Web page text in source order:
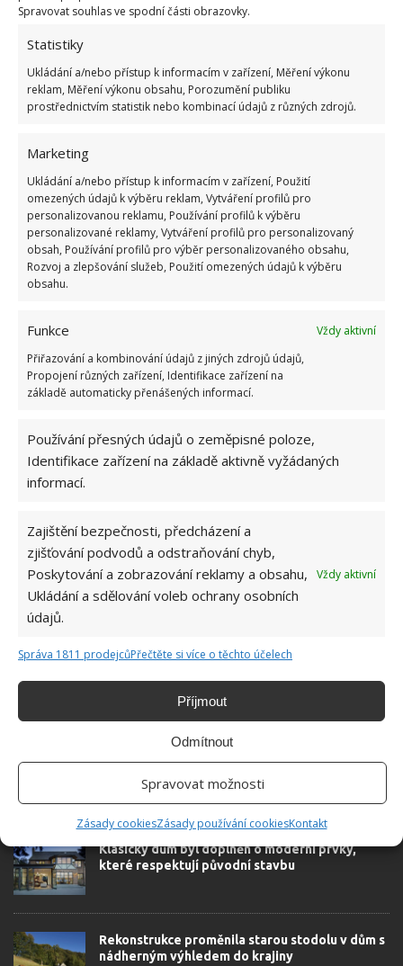
Spravovat souhlas ve spodní části obrazovky.
Statistiky
Ukládání a/nebo přístup k informacím v zařízení, Měření výkonu
reklam, Měření výkonu obsahu, Porozumění publiku
prostřednictvím statistik nebo kombinací údajů z různých zdrojů.
Marketing
Ukládání a/nebo přístup k informacím v zařízení, Použití
omezených údajů k výběru reklam, Vytváření profilů pro
personalizovanou reklamu, Používání profilů k výběru
personalizované reklamy, Vytváření profilů pro personalizovaný
obsah, Používání profilů pro výběr personalizovaného obsahu,
Rozvoj a zlepšování služeb, Použití omezených údajů k výběru
obsahu.
Funkce
Vždy aktivní
Přiřazování a kombinování údajů z jiných zdrojů údajů,
Propojení různých zařízení, Identifikace zařízení na
základě automaticky přenášených informací.
Používání přesných údajů o zeměpisné poloze,
Identifikace zařízení na základě aktivně vyžádaných
informací.
Zajištění bezpečnosti, předcházení a
zjišťování podvodů a odstraňování chyb,
Poskytování a zobrazování reklamy a obsahu,
Ukládání a sdělování voleb ochrany osobních
údajů.
Vždy aktivní
Správa 1811 prodejcůPřečtěte si více o těchto účelech
Příjmout
Odmítnout
Spravovat možnosti
Zásady cookiesZásady používání cookiesKontakt
DOMOV
Přidejte svůj názor
univerzity, který je již od malička
velkým kutilem. V podstatě vše, co je
možné najít v j... [Více o autorovi]
luxusní domov
Klasický dům byl doplněn o moderní prvky,
které respektují původní stavbu
Rekonstrukce proměnila starou stodolu v dům s
nádherným výhledem do krajiny